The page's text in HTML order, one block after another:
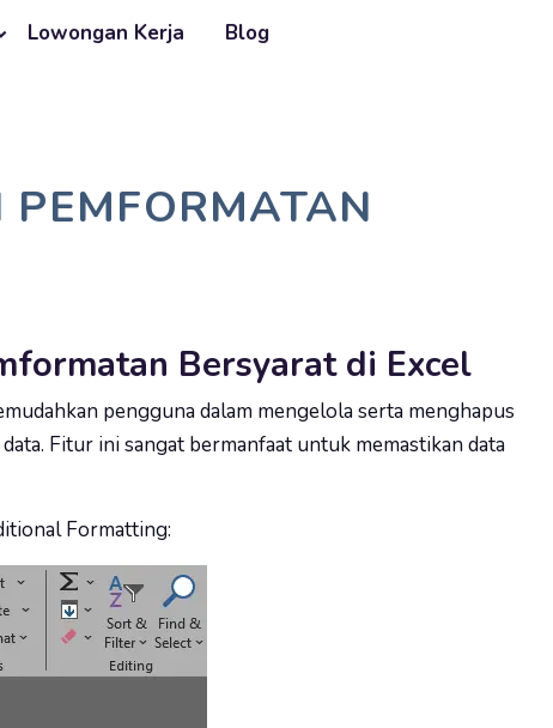
Lowongan Kerja Blog
Bersyarat di Excel
pengguna dalam mengelola serta menghapus
Fitur ini sangat bermanfaat untuk memastikan data
Formatting: